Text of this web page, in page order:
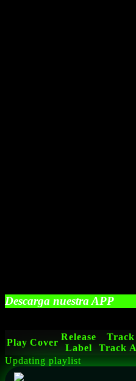
Descarga nuestra APP
Play Cover
Release
Label
Track
Updating playlist